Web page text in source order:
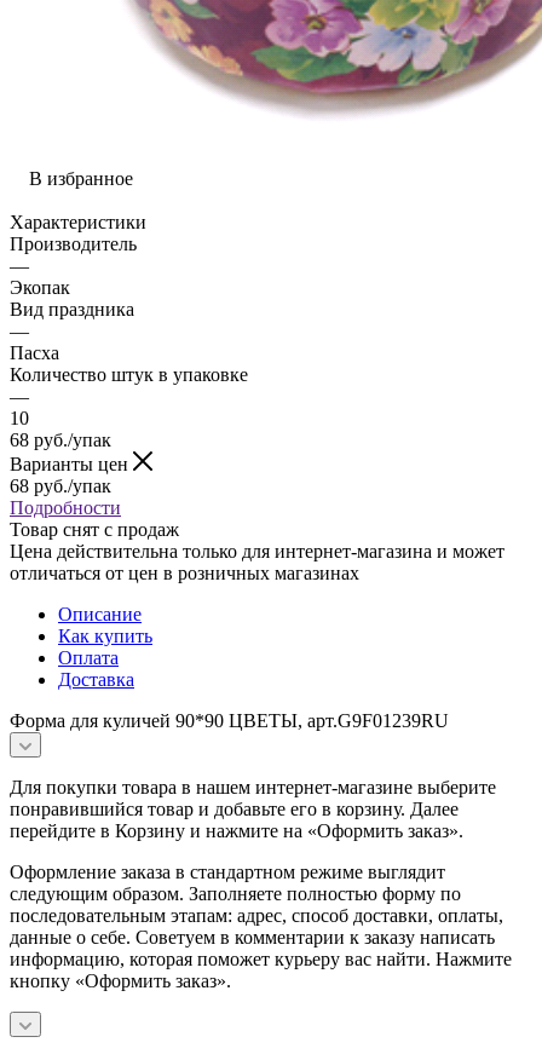
В избранное
Характеристики
Производитель
—
Экопак
Вид праздника
—
Пасха
Количество штук в упаковке
—
10
68 руб./упак
Варианты цен
68 руб./упак
Подробности
Товар снят с продаж
Цена действительна только для интернет-магазина и может
отличаться от цен в розничных магазинах
Описание
Как купить
Оплата
Доставка
Форма для куличей 90*90 ЦВЕТЫ, арт.G9F01239RU
Для покупки товара в нашем интернет-магазине выберите
понравившийся товар и добавьте его в корзину. Далее
перейдите в Корзину и нажмите на «Оформить заказ».
Оформление заказа в стандартном режиме выглядит
следующим образом. Заполняете полностью форму по
последовательным этапам: адрес, способ доставки, оплаты,
данные о себе. Советуем в комментарии к заказу написать
информацию, которая поможет курьеру вас найти. Нажмите
кнопку «Оформить заказ».